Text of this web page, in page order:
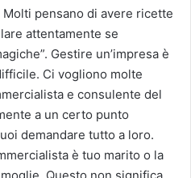
pensano di avere ricette
attentamente se
Gestire un’impresa è
Ci vogliono molte
e consulente del
a un certo punto
demandare tutto a loro.
è tuo marito o la